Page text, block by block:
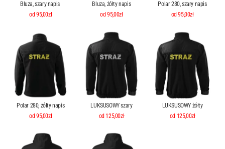
Bluza, szary napis
od 95,00zł
Bluza, żółty napis
od 95,00zł
Polar 280, szary napis
od 95,00zł
Polar 280, żółty napis
od 95,00zł
LUKSUSOWY szary
od 125,00zł
LUKSUSOWY żółty
od 125,00zł